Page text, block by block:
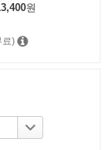
원
료)